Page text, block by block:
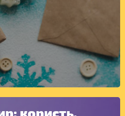
користь,